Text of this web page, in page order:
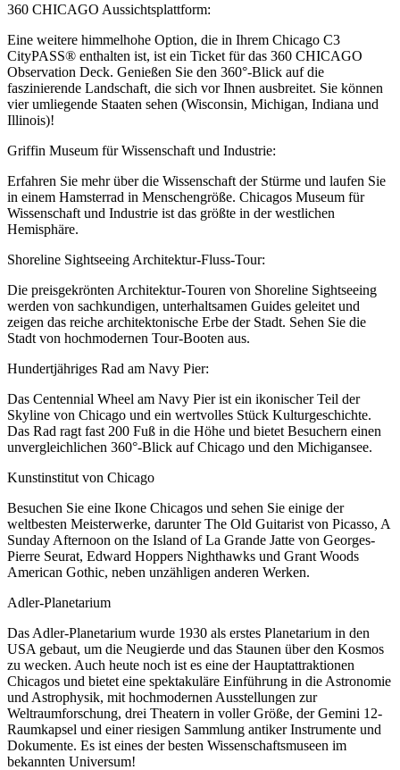
360 CHICAGO Aussichtsplattform:
Eine weitere himmelhohe Option, die in Ihrem Chicago C3
CityPASS® enthalten ist, ist ein Ticket für das 360 CHICAGO
Observation Deck. Genießen Sie den 360°-Blick auf die
faszinierende Landschaft, die sich vor Ihnen ausbreitet. Sie können
vier umliegende Staaten sehen (Wisconsin, Michigan, Indiana und
Illinois)!
Griffin Museum für Wissenschaft und Industrie:
Erfahren Sie mehr über die Wissenschaft der Stürme und laufen Sie
in einem Hamsterrad in Menschengröße. Chicagos Museum für
Wissenschaft und Industrie ist das größte in der westlichen
Hemisphäre.
Shoreline Sightseeing Architektur-Fluss-Tour:
Die preisgekrönten Architektur-Touren von Shoreline Sightseeing
werden von sachkundigen, unterhaltsamen Guides geleitet und
zeigen das reiche architektonische Erbe der Stadt. Sehen Sie die
Stadt von hochmodernen Tour-Booten aus.
Hundertjähriges Rad am Navy Pier:
Das Centennial Wheel am Navy Pier ist ein ikonischer Teil der
Skyline von Chicago und ein wertvolles Stück Kulturgeschichte.
Das Rad ragt fast 200 Fuß in die Höhe und bietet Besuchern einen
unvergleichlichen 360°-Blick auf Chicago und den Michigansee.
Kunstinstitut von Chicago
Besuchen Sie eine Ikone Chicagos und sehen Sie einige der
weltbesten Meisterwerke, darunter The Old Guitarist von Picasso, A
Sunday Afternoon on the Island of La Grande Jatte von Georges-
Pierre Seurat, Edward Hoppers Nighthawks und Grant Woods
American Gothic, neben unzähligen anderen Werken.
Adler-Planetarium
Das Adler-Planetarium wurde 1930 als erstes Planetarium in den
USA gebaut, um die Neugierde und das Staunen über den Kosmos
zu wecken. Auch heute noch ist es eine der Hauptattraktionen
Chicagos und bietet eine spektakuläre Einführung in die Astronomie
und Astrophysik, mit hochmodernen Ausstellungen zur
Weltraumforschung, drei Theatern in voller Größe, der Gemini 12-
Raumkapsel und einer riesigen Sammlung antiker Instrumente und
Dokumente. Es ist eines der besten Wissenschaftsmuseen im
bekannten Universum!